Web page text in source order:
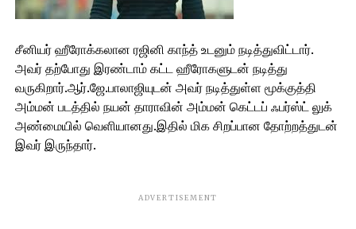
சீனியர் ஹீரோக்கலான ரஜினி காந்த் உடனும் நடித்துவிட்டார்.
அவர் தற்போது இரண்டாம் கட்ட ஹீரோகளுடன் நடித்து
வருகிறார்.ஆர்.ஜே.பாலாஜியுடன் அவர் நடித்துள்ள மூக்குத்தி
அம்மன் படத்தில் நயன் தாராவின் அம்மன் கெட்டப் ஃபர்ஸ்ட் லுக்
அண்மையில் வெளியானது.இதில் மிக சிறப்பான தோற்றத்துடன்
இவர் இருந்தார்.
ADVERTISEMENT